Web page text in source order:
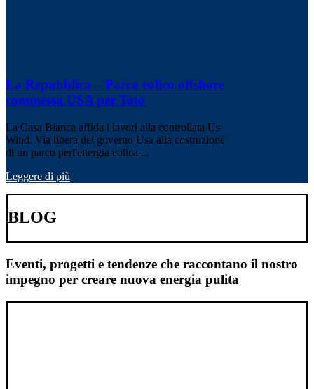
La Repubblica – Parco eolico offshore
commessa USA per Toto
La Casa Bianca affida i lavori alla controllata Us
Wind. Via libera del governo Usa alla costruzione
di un parco perl'energia eolica ...
Leggere di più
BLOG
Eventi, progetti e tendenze che raccontano il nostro
impegno per creare nuova energia pulita